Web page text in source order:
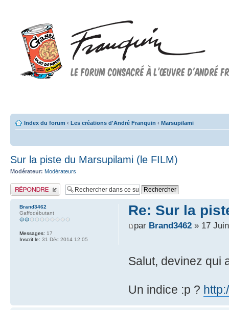
Index du forum ‹ Les créations d'André Franquin ‹ Marsupilami
Sur la piste du Marsupilami (le FILM)
Modérateur: Modérateurs
Publier une réponse
Re: Sur la
par Brand3462» 17
Salut, devinez qui
Un indice :p ?
Brand3462
Gaffodébutant
Messages: 17
Inscrit le: 31 Déc 2014 12:05